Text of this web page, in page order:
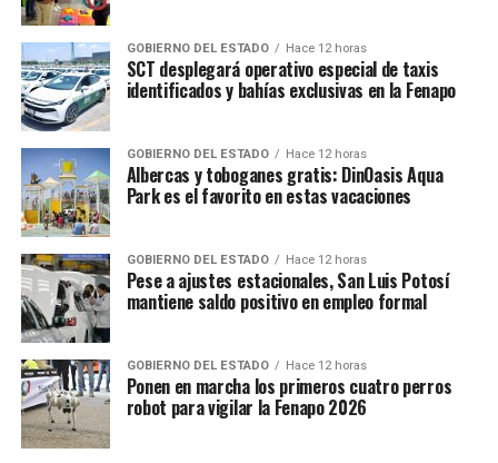
GOBIERNO DEL ESTADO Hace 12 horas
SCT desplegará operativo especial de taxis
identificados y bahías exclusivas en la Fenapo
GOBIERNO DEL ESTADO Hace 12 horas
Albercas y toboganes gratis: DinOasis Aqua
Park es el favorito en estas vacaciones
GOBIERNO DEL ESTADO Hace 12 horas
Pese a ajustes estacionales, San Luis Potosí
mantiene saldo positivo en empleo formal
GOBIERNO DEL ESTADO Hace 12 horas
Ponen en marcha los primeros cuatro perros
robot para vigilar la Fenapo 2026